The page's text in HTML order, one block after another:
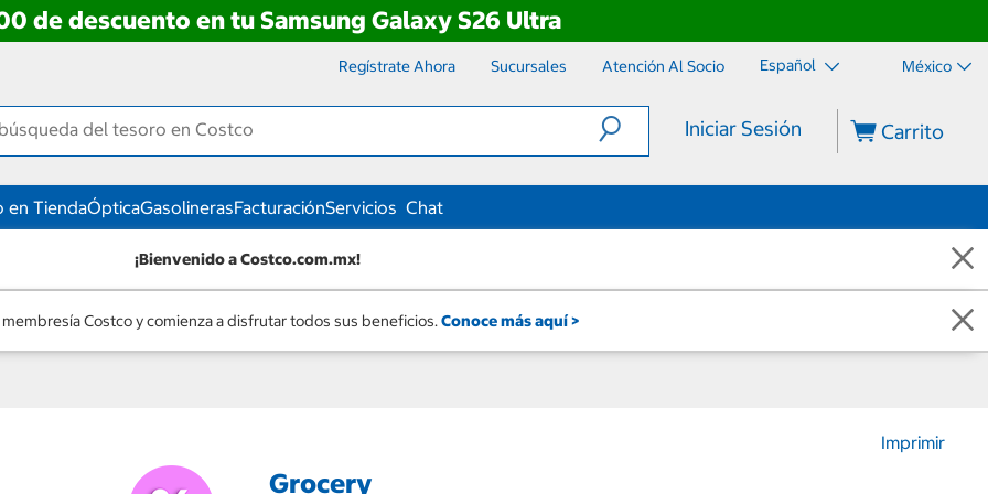
de descuento en tu Samsung Galaxy S26 Ultra
Regístrate Ahora Sucursales Atención Al Socio Español México
Iniciar Sesión Carrito
en TiendaÓpticaGasolinerasFacturaciónServicios Chat
¡Bienvenido a Costco.com.mx!
Costco y comienza a disfrutar todos sus beneficios. Conoce más aquí >
Imprimir
Grocery